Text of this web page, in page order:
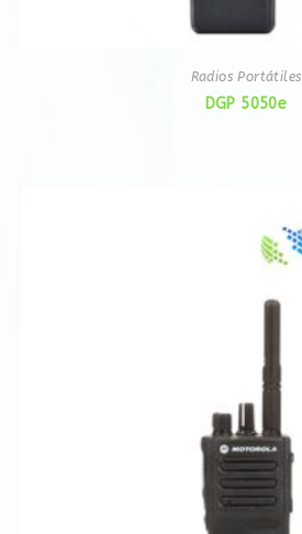
Radios Portátiles
DGP 5050e